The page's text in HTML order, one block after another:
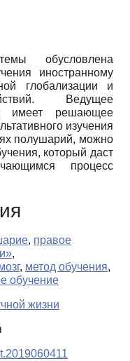
обусловлена
иностранному
глобализации и
Ведущее
имеет решающее
изучения
полушарий, можно
который даст
процесс
, правое
,
, метод обучения,
обучение
жизни